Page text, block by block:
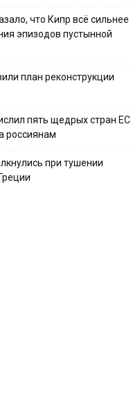
что Кипр всё сильнее
эпизодов пустынной
план реконструкции
пять щедрых стран ЕС
россиянам
при тушении